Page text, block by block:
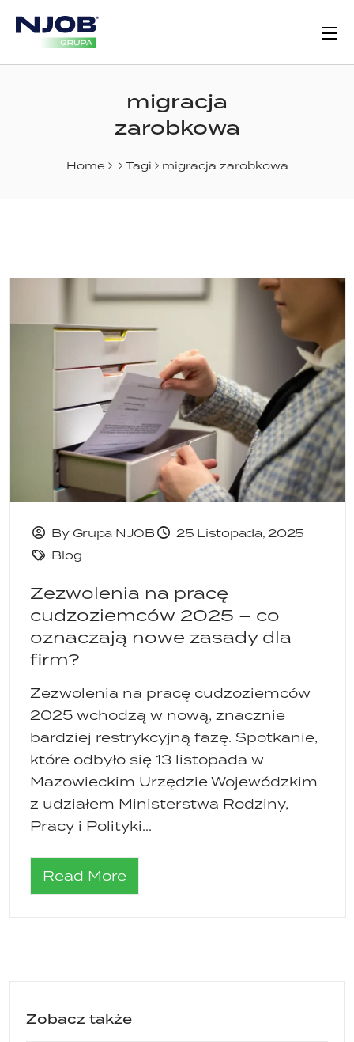
migracja
zarobkowa
Home Tagi migracja zarobkowa
By Grupa NJOB
25 Listopada, 2025
Blog
Zezwolenia na pracę
cudzoziemców 2025 – co
oznaczają nowe zasady dla
firm?
Zezwolenia na pracę cudzoziemców
2025 wchodzą w nową, znacznie
bardziej restrykcyjną fazę. Spotkanie,
które odbyło się 13 listopada w
Mazowieckim Urzędzie Wojewódzkim
z udziałem Ministerstwa Rodziny,
Pracy i Polityki...
Read More
Zobacz także